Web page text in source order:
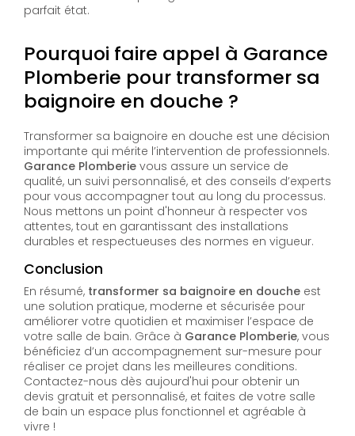
parfait état.
Pourquoi faire appel à Garance
Plomberie pour transformer sa
baignoire en douche ?
Transformer sa baignoire en douche est une décision
importante qui mérite l’intervention de professionnels.
Garance Plomberie vous assure un service de
qualité, un suivi personnalisé, et des conseils d’experts
pour vous accompagner tout au long du processus.
Nous mettons un point d'honneur à respecter vos
attentes, tout en garantissant des installations
durables et respectueuses des normes en vigueur.
Conclusion
En résumé, transformer sa baignoire en douche est
une solution pratique, moderne et sécurisée pour
améliorer votre quotidien et maximiser l’espace de
votre salle de bain. Grâce à Garance Plomberie, vous
bénéficiez d’un accompagnement sur-mesure pour
réaliser ce projet dans les meilleures conditions.
Contactez-nous dès aujourd'hui pour obtenir un
devis gratuit et personnalisé, et faites de votre salle
de bain un espace plus fonctionnel et agréable à
vivre !